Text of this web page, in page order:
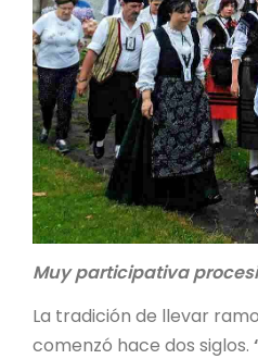
Muy participativa
La tradición de llevar
comenzó hace dos siglos.